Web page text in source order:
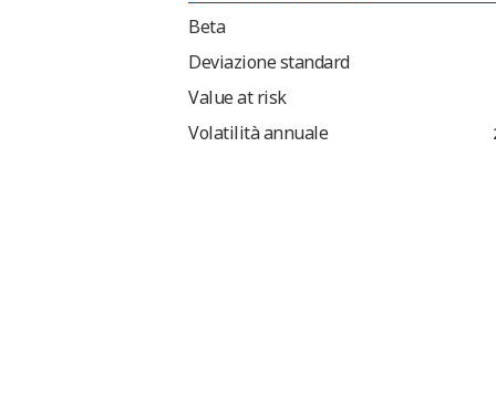
Beta
Deviazione standard
Value at risk
Volatilità annuale